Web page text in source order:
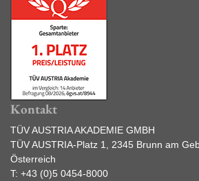
Kontakt
TÜV AUSTRIA AKADEMIE GMBH
TÜV AUSTRIA-Platz 1, 2345 Brunn am
Österreich
T: +43 (0)5 0454-8000